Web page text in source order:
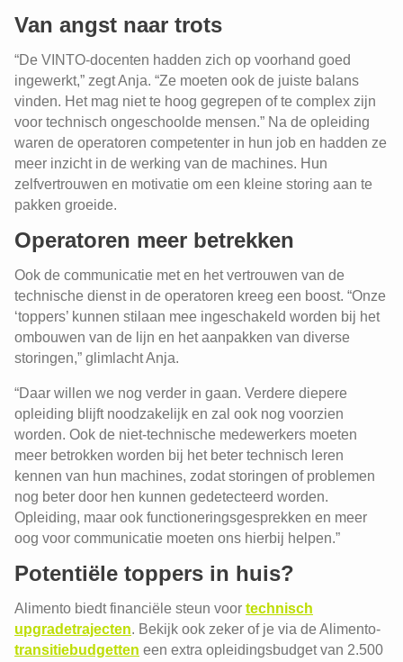
Van angst naar trots
“De VINTO-docenten hadden zich op voorhand goed
ingewerkt,” zegt Anja. “Ze moeten ook de juiste balans
vinden. Het mag niet te hoog gegrepen of te complex zijn
voor technisch ongeschoolde mensen.” Na de opleiding
waren de operatoren competenter in hun job en hadden ze
meer inzicht in de werking van de machines. Hun
zelfvertrouwen en motivatie om een kleine storing aan te
pakken groeide.
Operatoren meer betrekken
Ook de communicatie met en het vertrouwen van de
technische dienst in de operatoren kreeg een boost. “Onze
‘toppers’ kunnen stilaan mee ingeschakeld worden bij het
ombouwen van de lijn en het aanpakken van diverse
storingen,” glimlacht Anja.
“Daar willen we nog verder in gaan. Verdere diepere
opleiding blijft noodzakelijk en zal ook nog voorzien
worden. Ook de niet-technische medewerkers moeten
meer betrokken worden bij het beter technisch leren
kennen van hun machines, zodat storingen of problemen
nog beter door hen kunnen gedetecteerd worden.
Opleiding, maar ook functioneringsgesprekken en meer
oog voor communicatie moeten ons hierbij helpen.”
Potentiële toppers in huis?
Alimento biedt financiële steun voor technisch
upgradetrajecten. Bekijk ook zeker of je via de Alimento-
transitiebudgetten een extra opleidingsbudget van 2.500